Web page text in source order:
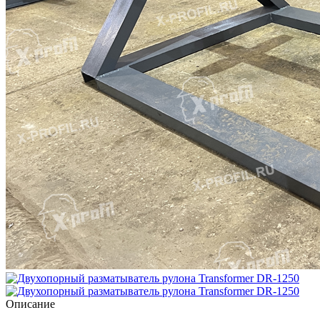
Описание